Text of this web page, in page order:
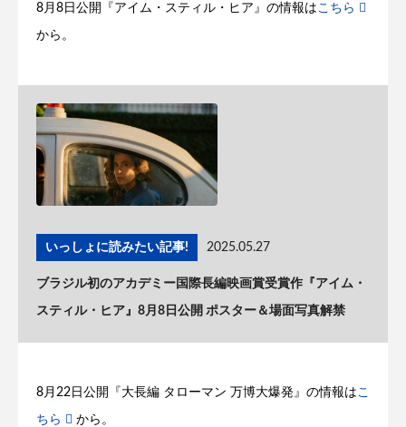
8月8日公開『アイム・スティル・ヒア』の情報はこちら
から。
いっしょに読みたい記事! 2025.05.27
ブラジル初のアカデミー国際長編映画賞受賞作『アイム・
スティル・ヒア』8月8日公開 ポスター＆場面写真解禁
8月22日公開『大長編 タローマン 万博大爆発』の情報は こ
ちら から。